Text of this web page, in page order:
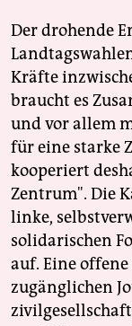
Der drohende
Kräfte
braucht es
und vor allem
für eine starke
kooperiert
Zentrum". Die
linke,
solidarischen
auf. Eine
zugänglichen